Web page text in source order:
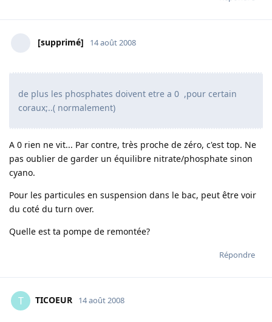
[supprimé] 14 août 2008
de plus les phosphates doivent etre a 0 ,pour certain
coraux;..( normalement)
A 0 rien ne vit... Par contre, très proche de zéro, c'est top. Ne
pas oublier de garder un équilibre nitrate/phosphate sinon
cyano.
Pour les particules en suspension dans le bac, peut être voir
du coté du turn over.
Quelle est ta pompe de remontée?
Répondre
T TICOEUR 14 août 2008